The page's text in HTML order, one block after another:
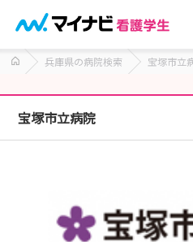
兵庫県の病院検索 宝塚市立
宝塚市立病院